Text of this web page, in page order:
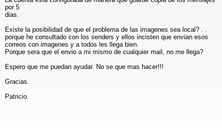
por 5
dias.
Existe la posibilidad de que el problema de las imagenes sea local? . .
porque he consultado con los senders y ellos incisten que envian esos
correos con imagenes y a todos les llega bien.
Porque sera que el envio a mi mismo de cualquier mail, no me llega?
Espero que me puedan ayudar. No se que mas hacer!!!
Gracias.
Patricio.